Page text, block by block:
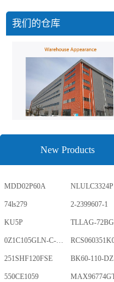
我们的仓库
New Products
MDD02P60A NLULC3324P
74ls279 2-2399607-1
KU5P
0Z1C105GLN-C-0-TR
251SHF120FSE BK60-110-DZ
550CE1059